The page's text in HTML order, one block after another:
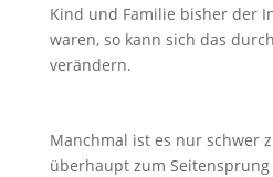
Kind und Familie bisher der
waren, so kann sich das
verändern.
Manchmal ist es nur schwer
überhaupt zum